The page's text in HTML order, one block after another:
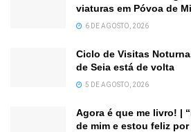
viaturas em Póvoa de
6 DE AGOSTO, 2026
Ciclo de Visitas
de Seia está de volta
5 DE AGOSTO, 2026
Agora é que me livro! |
de mim e estou feliz